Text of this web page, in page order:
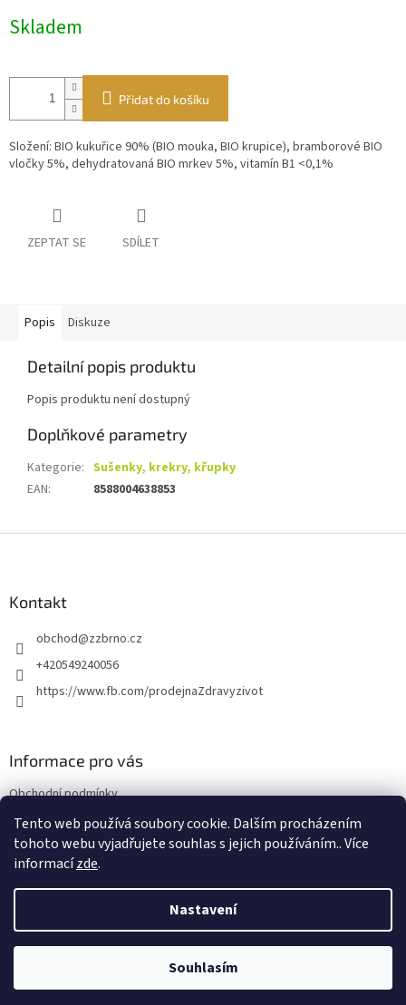
Tento web používá soubory cookie. Dalším procházením
tohoto webu vyjadřujete souhlas s jejich používáním.. Více
informacízde.
Nastavení
Souhlasím
cena:
Skladem
Přidat do košíku
Složení: BIO kukuřice 90% (BIO mouka, BIO krupice), bramborové BIO
vločky 5%, dehydratovaná BIO mrkev 5%, vitamín B1 <0,1%
ZEPTAT SE SDÍLET
Popis Diskuze
Detailní popis produktu
Popis produktu není dostupný
Doplňkové parametry
Kategorie: Sušenky, krekry, křupky
EAN: 8588004638853
Kontakt
obchod@zzbrno.cz
+420549240056
https://www.fb.com/prodejnaZdravyzivot
Informace pro vás
Obchodní podmínky
Podmínky ochrany osobních údajů
Copyright 2026E-shop Zdravý život. Všechna práva vyhrazena.